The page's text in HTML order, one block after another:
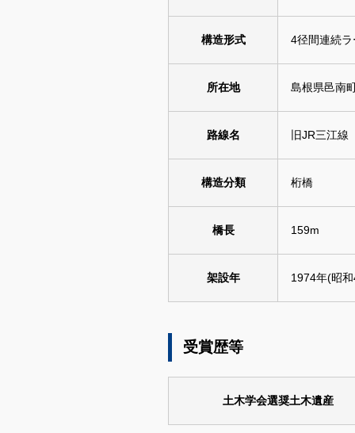
構造形式 4径間連続
所在地 島根県邑南
路線名 旧JR三江線
構造分類 桁橋
橋長 159m
架設年 1974年(昭
受賞歴等
土木学会選奨土木遺産